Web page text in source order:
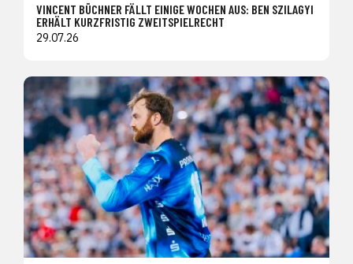
VINCENT BÜCHNER FÄLLT EINIGE WOCHEN AUS: BEN SZILAGYI
ERHÄLT KURZFRISTIG ZWEITSPIELRECHT
29.07.26